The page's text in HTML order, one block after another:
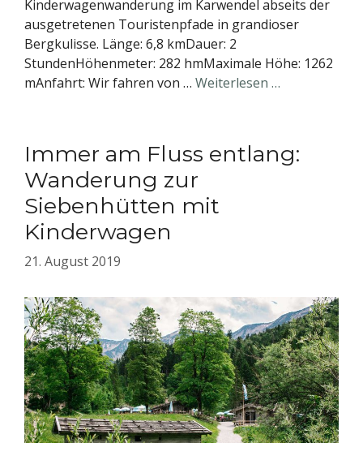
Kinderwagenwanderung im Karwendel abseits der
ausgetretenen Touristenpfade in grandioser
Bergkulisse. Länge: 6,8 kmDauer: 2
StundenHöhenmeter: 282 hmMaximale Höhe: 1262
mAnfahrt: Wir fahren von … Weiterlesen …
Immer am Fluss entlang:
Wanderung zur
Siebenhütten mit
Kinderwagen
21. August 2019